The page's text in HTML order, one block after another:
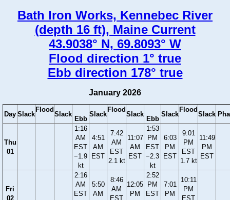
Bath Iron Works, Kennebec River
(depth 16 ft), Maine Current
43.9038° N, 69.8093° W
Flood direction 1° true
Ebb direction 178° true
January 2026
Day Slack
Flood
Slack
Ebb
Slack
Flood
Slack
Ebb
Slack
Flood
Slack
Thu
01
1:16
AM
EST
−1.9
kt
4:51
AM
EST
7:42
AM
EST
2.1 kt
11:07
AM
EST
1:53
PM
EST
−2.3
kt
6:03
PM
EST
9:01
PM
EST
1.7 kt
11:49
PM
EST
Fri
02
2:16
AM
EST
5:50
AM
8:46
AM
EST
12:05
PM
2:52
PM
EST
7:01
PM
10:11
PM
EST